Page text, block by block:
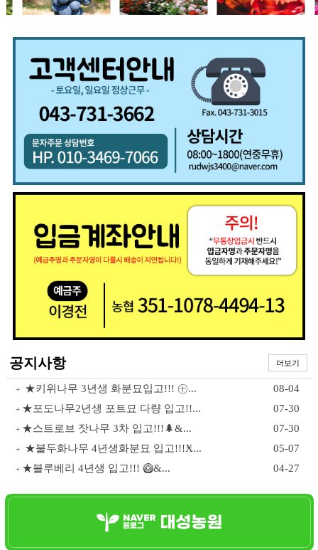
+ ★키위나무 3년생 화분묘입고!!! ㊉... 08-04
07-30
★스트로브 잣나무 3차 입고!!!🌲&... 07-30
★불두화나무 4년생화분묘 입고!!!Ӿ... 05-07
★블루베리 4년생 입고!!! 🥝&... 04-27